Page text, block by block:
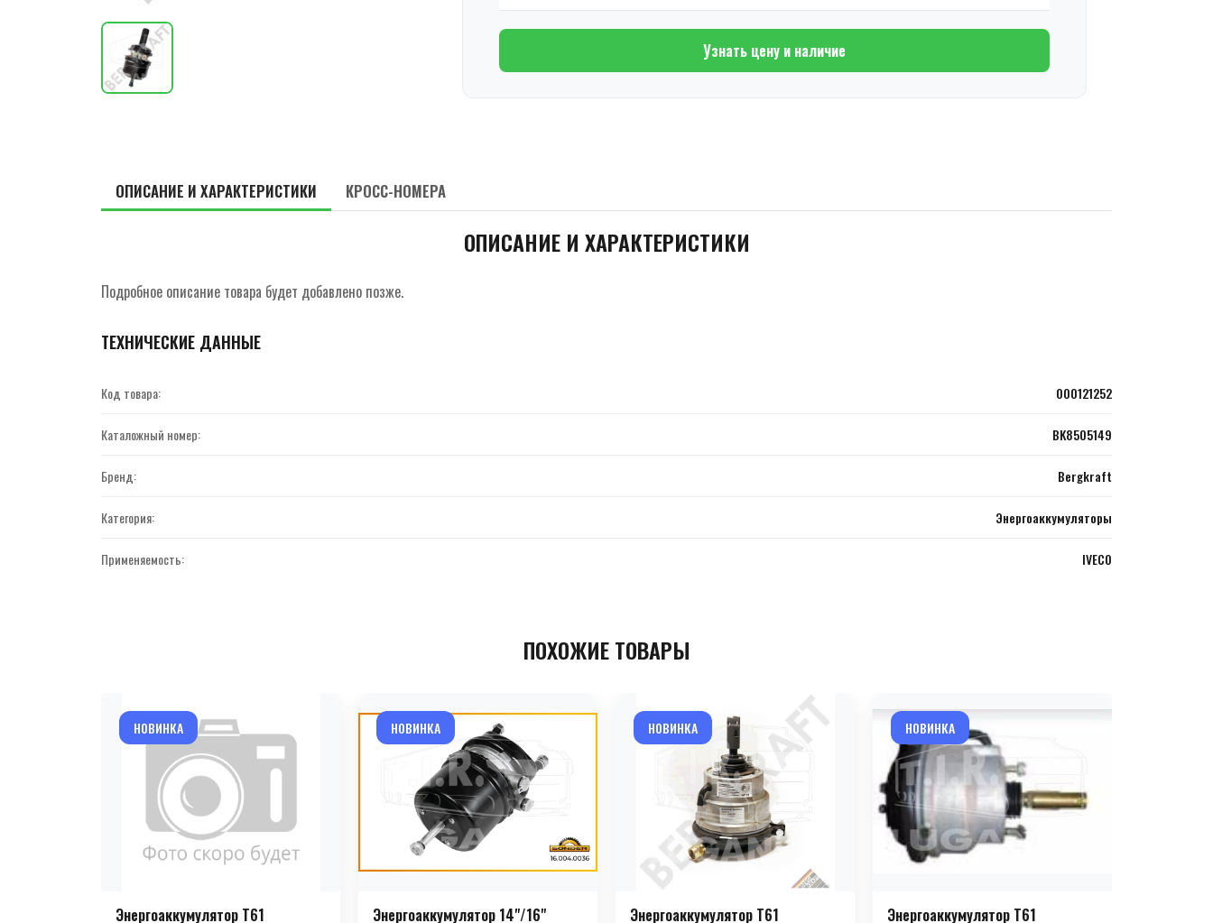
Узнать цену и наличие
ОПИСАНИЕ И ХАРАКТЕРИСТИКИ КРОСС-НОМЕРА
ОПИСАНИЕ И ХАРАКТЕРИСТИКИ
Подробное описание товара будет добавлено позже.
ТЕХНИЧЕСКИЕ ДАННЫЕ
Код товара: 000121252
Каталожный номер: BK8505149
Бренд: Bergkraft
Категория: Энергоаккумуляторы
Применяемость: IVECO
ПОХОЖИЕ ТОВАРЫ
НОВИНКА
Энергоаккумулятор T61
НОВИНКА
Энергоаккумулятор 14"/16"
НОВИНКА
Энергоаккумулятор T61
НОВИНКА
Энергоаккумулятор T61